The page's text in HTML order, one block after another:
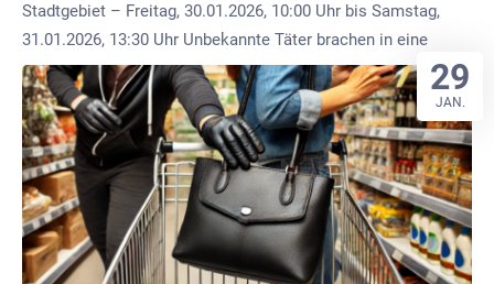
Stadtgebiet – Freitag, 30.01.2026, 10:00 Uhr bis Samstag,
31.01.2026, 13:30 Uhr Unbekannte Täter brachen in eine
29
JAN.